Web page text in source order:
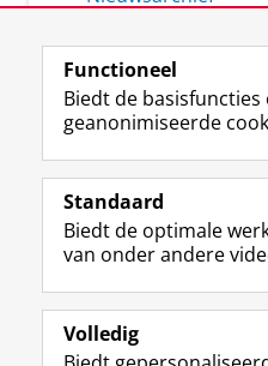
Volg de RUG
Studiekiezers
Alumni
Functioneel
Biedt de
geanonimiseerde
Standaard
Biedt de optimale
van onder andere
Volledig